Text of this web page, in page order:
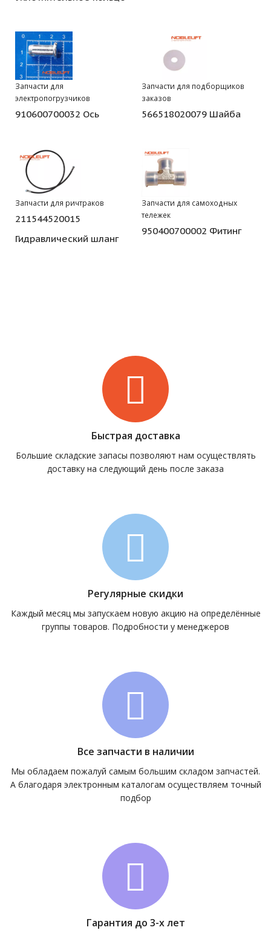
Запчасти для
электропогрузчиков
910600700032 Ось
Запчасти для подборщиков
заказов
566518020079 Шайба
Запчасти для ричтраков
211544520015
Гидравлический шланг
Запчасти для самоходных
тележек
950400700002 Фитинг
Быстрая доставка
Большие складские запасы позволяют нам осуществлять
доставку на следующий день после заказа
Регулярные скидки
Каждый месяц мы запускаем новую акцию на определённые
группы товаров. Подробности у менеджеров
Все запчасти в наличии
Мы обладаем пожалуй самым большим складом запчастей.
А благодаря электронным каталогам осуществляем точный
подбор
Гарантия до 3-х лет